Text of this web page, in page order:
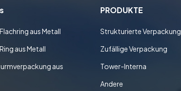
aus Metall
aus Metall
aus
PRODUKTE
Strukturierte Verpackung
Zufällige Verpackung
Tower-Interna
Andere